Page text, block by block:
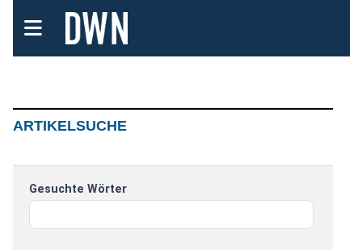
ARTIKELSUCHE
Gesuchte Wörter